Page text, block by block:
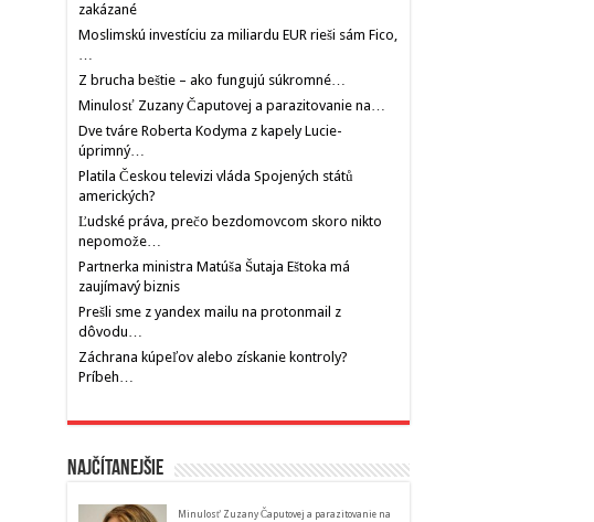
zakázané
Moslimskú investíciu za miliardu EUR rieši sám Fico,
…
Z brucha beštie – ako fungujú súkromné…
Minulosť Zuzany Čaputovej a parazitovanie na…
Dve tváre Roberta Kodyma z kapely Lucie-
úprimný…
Platila Českou televizi vláda Spojených států
amerických?
Ľudské práva, prečo bezdomovcom skoro nikto
nepomože…
Partnerka ministra Matúša Šutaja Eštoka má
zaujímavý biznis
Prešli sme z yandex mailu na protonmail z
dôvodu…
Záchrana kúpeľov alebo získanie kontroly?
Príbeh…
Najčítanejšie
Minulosť Zuzany Čaputovej a parazitovanie na